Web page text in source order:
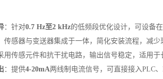
‌：针对‌0.7 Hz至2 kHz的低频段优化设计，可设备
传感器与变送器集成于一体，简化安装流程，减少
用传感元件和抗干扰电路，输出信号稳定，适用于
‌：提供‌4-20mA两线制电流信号，可直接接入PLC